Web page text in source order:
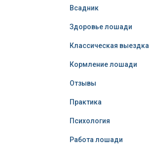
Всадник
Здоровье лошади
Классическая выездка
Кормление лошади
Отзывы
Практика
Психология
Работа лошади